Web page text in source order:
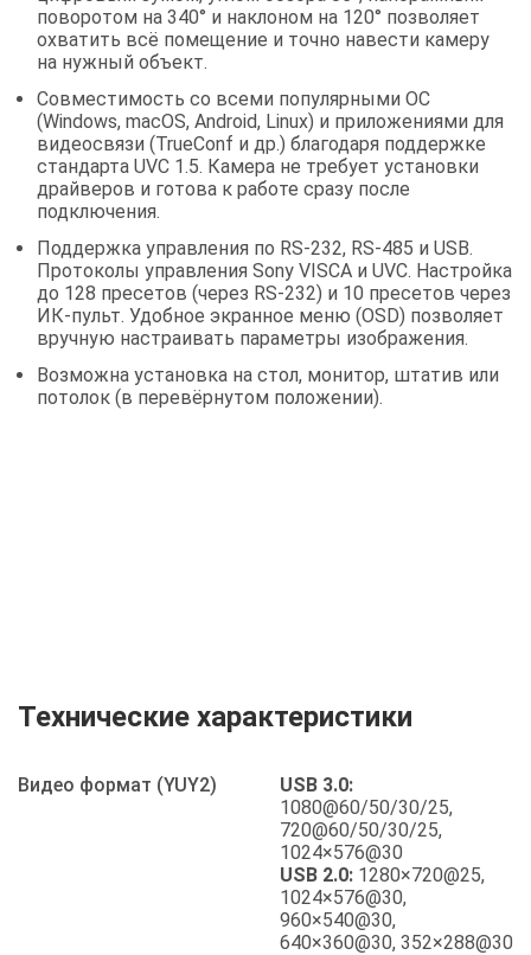
поворотом на 340° и наклоном на 120° позволяет
охватить всё помещение и точно навести камеру
на нужный объект.
Совместимость со всеми популярными ОС
(Windows, macOS, Android, Linux) и приложениями для
видеосвязи (TrueConf и др.) благодаря поддержке
стандарта UVC 1.5. Камера не требует установки
драйверов и готова к работе сразу после
подключения.
Поддержка управления по RS-232, RS-485 и USB.
Протоколы управления Sony VISCA и UVC. Настройка
до 128 пресетов (через RS-232) и 10 пресетов через
ИК-пульт. Удобное экранное меню (OSD) позволяет
вручную настраивать параметры изображения.
Возможна установка на стол, монитор, штатив или
потолок (в перевёрнутом положении).
Технические характеристики
Видео формат (YUY2)
USB 3.0:
1080@60/50/30/25,
720@60/50/30/25,
1024×576@30
USB 2.0: 1280×720@25,
1024×576@30,
960×540@30,
640×360@30, 352×288@30